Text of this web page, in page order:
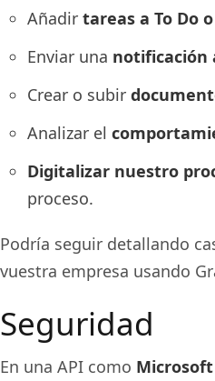
Añadir tareas a To Do
Enviar una notificación
Crear o subir
Analizar el
Digitalizar nuestro
proceso.
Podría seguir detallando
vuestra empresa usando
Seguridad
En una API como